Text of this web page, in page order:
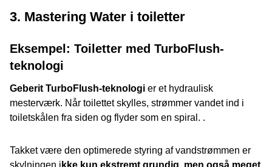
3. Mastering Water i toiletter
Eksempel: Toiletter med TurboFlush-
teknologi
Geberit TurboFlush-teknologi er et hydraulisk
mesterværk. Når toilettet skylles, strømmer vandet ind i
toiletskålen fra siden og flyder som en spiral. .
Takket være den optimerede styring af vandstrømmen er
skylningen i kke kun ekstremt grundig, men også meget